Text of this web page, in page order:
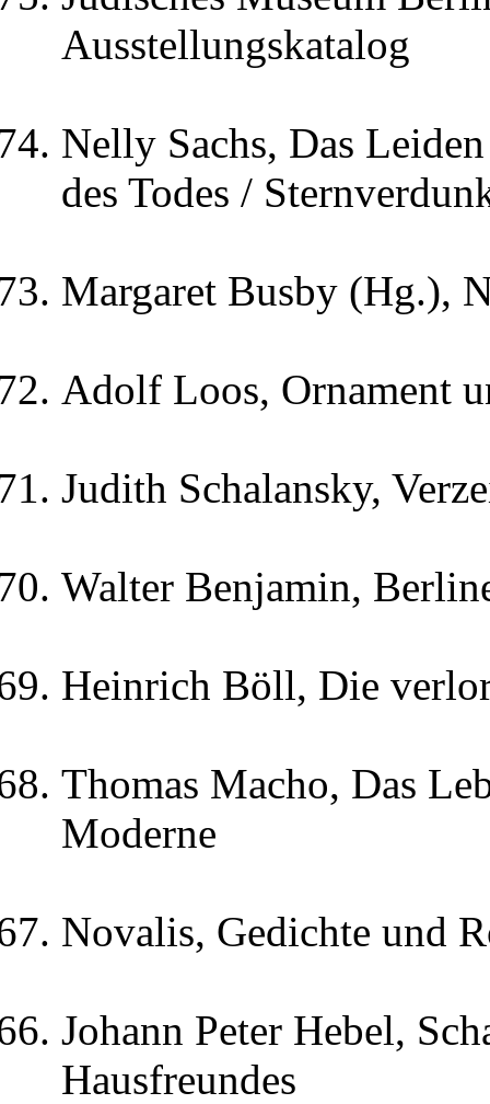
Ausstellungskatalog
Nelly Sachs, Das
des Todes /
Margaret Busby (Hg.),
Adolf Loos, Ornament
Judith Schalansky,
Walter Benjamin,
Heinrich Böll, Die
Thomas Macho, Das
Moderne
Novalis, Gedichte und
Johann Peter Hebel,
Hausfreundes